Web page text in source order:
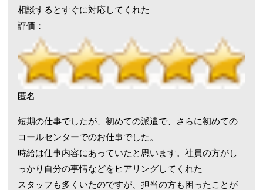
相談するとすぐに対応してくれた
評価：
匿名
短期の仕事でしたが、初めての派遣で、さらに初めての
コールセンターでのお仕事でした。
時給は仕事内容にあっていたと思います。社員の方がし
っかり自分の事情などをヒアリングしてくれた
スタッフも多くいたのですが、担当の方も困ったことが